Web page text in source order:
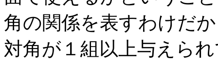
角の関係を表すわけだ
対角が１組以上与えら